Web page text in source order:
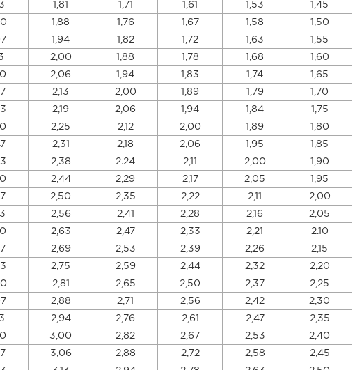
1,81 1,71 1,61 1,53 1,45
1,88 1,76 1,67 1,58 1,50
1,94 1,82 1,72 1,63 1,55
2,00 1,88 1,78 1,68 1,60
2,06 1,94 1,83 1,74 1,65
2,13 2,00 1,89 1,79 1,70
2,19 2,06 1,94 1,84 1,75
2,25 2,12 2,00 1,89 1,80
2,31 2,18 2,06 1,95 1,85
2,38 2.24 2,11 2,00 1,90
2,44 2,29 2,17 2,05 1,95
2,50 2,35 2,22 2,11 2,00
2,56 2,41 2,28 2,16 2,05
2,63 2,47 2,33 2,21 2.10
2,69 2,53 2,39 2,26 2,15
2,75 2,59 2,44 2,32 2,20
2,81 2,65 2,50 2,37 2,25
2,88 2,71 2,56 2,42 2,30
2,94 2,76 2,61 2,47 2,35
3,00 2,82 2,67 2,53 2,40
3,06 2,88 2,72 2,58 2,45